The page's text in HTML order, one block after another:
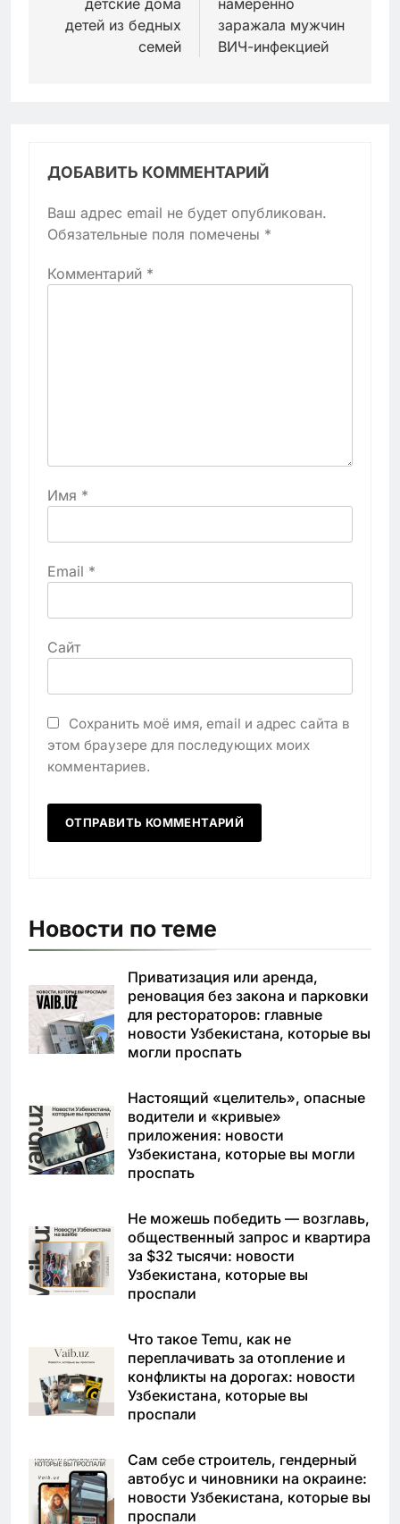
детские дома
детей из бедных
семей
намеренно
заражала мужчин
ВИЧ-инфекцией
ДОБАВИТЬ КОММЕНТАРИЙ
Ваш адрес email не будет опубликован.
Обязательные поля помечены *
Комментарий *
Имя *
Email *
Сайт
Сохранить моё имя, email и адрес сайта в
этом браузере для последующих моих
комментариев.
Новости по теме
Приватизация или аренда,
реновация без закона и парковки
для рестораторов: главные
новости Узбекистана, которые вы
могли проспать
Настоящий «целитель», опасные
водители и «кривые»
приложения: новости
Узбекистана, которые вы могли
проспать
Не можешь победить — возглавь,
общественный запрос и квартира
за $32 тысячи: новости
Узбекистана, которые вы
проспали
Что такое Temu, как не
переплачивать за отопление и
конфликты на дорогах: новости
Узбекистана, которые вы
проспали
Сам себе строитель, гендерный
автобус и чиновники на окраине:
новости Узбекистана, которые вы
проспали